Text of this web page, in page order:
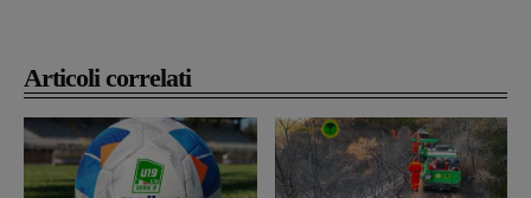
Articoli correlati